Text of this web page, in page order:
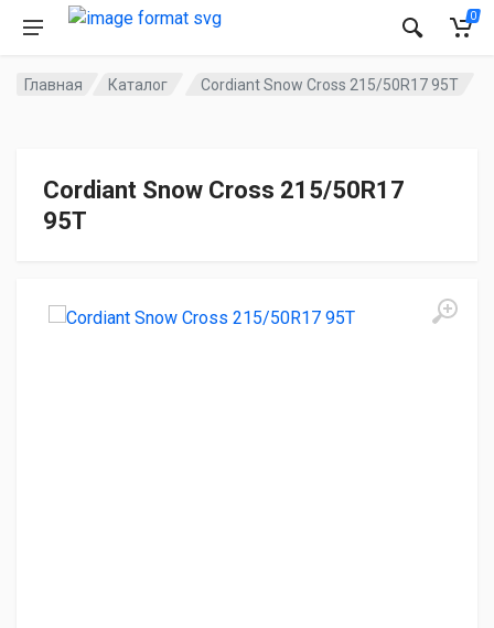
0
Главная Каталог Cordiant Snow Cross 215/50R17 95T
Cordiant Snow Cross 215/50R17
95T